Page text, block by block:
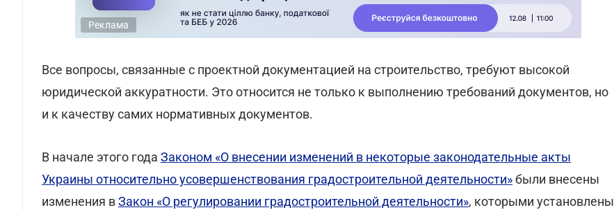
Реклама
Все вопросы, связанные с проектной документацией на строительство, требуют высокой
юридической аккуратности. Это относится не только к выполнению требований документов, но
и к качеству самих нормативных документов.
В начале этого года Законом «О внесении изменений в некоторые законодательные акты
Украины относительно усовершенствования градостроительной деятельности»были внесены
изменения вЗакон «О регулировании градостроительной деятельности», которыми установлены